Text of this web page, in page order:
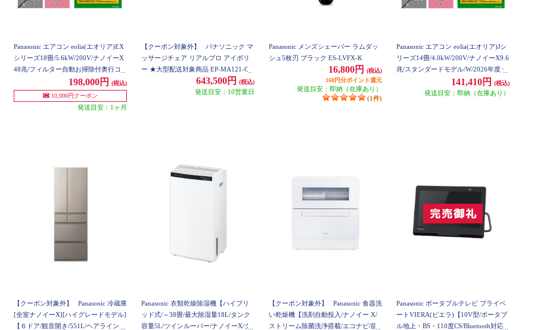
Panasonic エアコン eolia(エオリア)EX
シリーズ18畳/5.6kW/200V/ナノイーX
48兆/フィルター自動お掃除付奥行コ
ンパクト/W/2026年度 CS-EX566D2-ES
ET
198,000円
(税込)
10,000円クーポン
発送目安：1ヶ月
【クーポン対象外】
パナソニック マ
ッサージチェア リアルプロ アイボリ
ー ★大型配送対象商品 EP-MA121-C
643,500円 (税込)
発送目安：10営業日
Panasonic メンズシェーバー ラムダッ
シュ5枚刃 ブラック ES-LVFX-K
16,800円
(税込)
168円分ポイント還元
発送目安：即納（在庫あり）
(1件)
Panasonic エアコン eolia(エオリア)Jシ
リーズ14畳/4.0kW/200V/ナノイーX9.6
兆/スタンダードモデル/W/2026年度 C
141,410円 (税込)
発送目安：即納（在庫あり）
【クーポン対象外】
Panasonic 冷蔵庫
[全室ナノイーX][ハイグレードモデル]
【６ドア/観音開き/551L/ヘアラインシ
Panasonic 衣類乾燥除湿機【ハイブリ
ッド式/～38畳/最大除湿量18L/タンク
容量5L/ツインルーバー/ナノイーX/ク
【クーポン対象外】
Panasonic 食器洗
い乾燥機【洗剤自動投入/ナノイー X/
ストリーム除菌洗浄搭載/エコナビ/節
Panasonic ポータブルテレビ プライベ
ートVIERA(ビエラ)【10V型/ポータブ
ル地上・BS・110度CS/Bluetooth対応/